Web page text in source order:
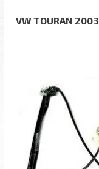
VW TOURAN